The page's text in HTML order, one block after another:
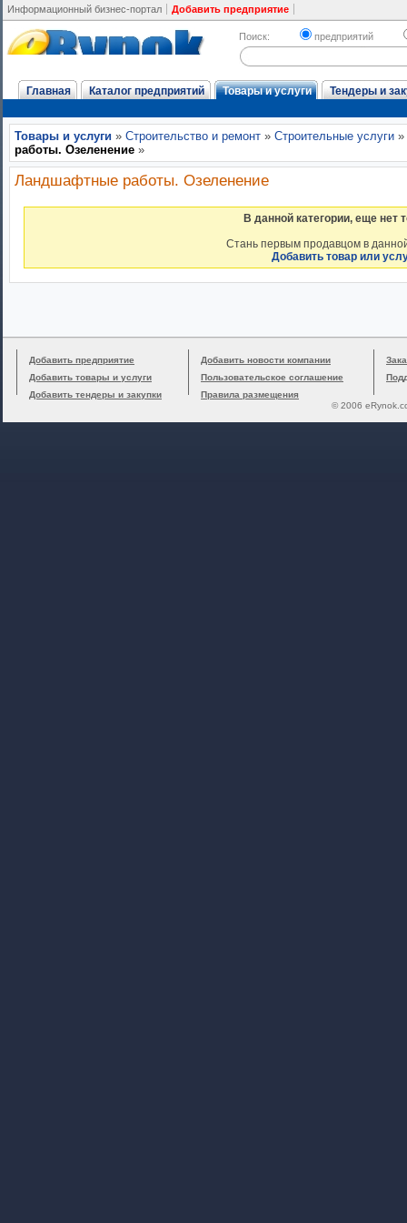
Информационный бизнес-портал Добавить предприятие
Поиск: предприятий
Главная Каталог предприятий Товары и услуги Тендеры и
Товары и услуги » Строительство и ремонт » Строительные услуги »
работы. Озеленение »
Ландшафтные работы. Озеленение
В данной категории, еще нет
Стань первым продавцом в
Добавить товар или
Добавить предприятие
Добавить товары и услуги
Добавить тендеры и закупки
Добавить новости компании
Пользовательское соглашение
Правила размещения
© 2006